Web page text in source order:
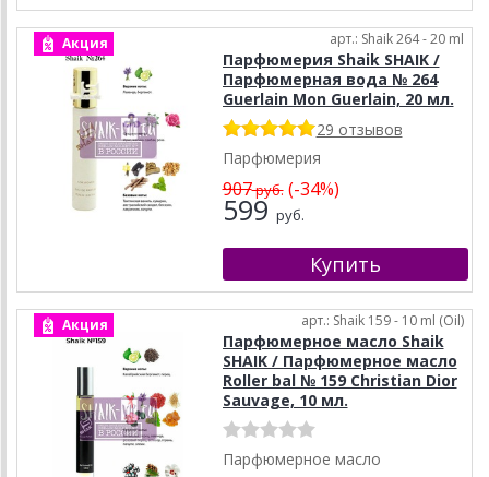
Акция арт.: Shaik 264 - 20 ml
Парфюмерия Shaik SHAIK /
Парфюмерная вода № 264
Guerlain Mon Guerlain, 20 мл.
29 отзывов
Парфюмерия
907руб.(-34%)
599 руб.
Акция арт.: Shaik 159 - 10 ml (Oil)
Парфюмерное масло Shaik
SHAIK / Парфюмерное масло
Roller bal № 159 Christian Dior
Sauvage, 10 мл.
Парфюмерное масло